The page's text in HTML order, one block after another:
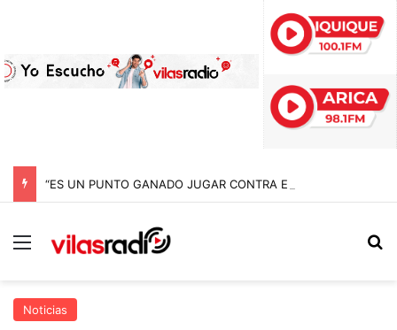
Menú
Noticias